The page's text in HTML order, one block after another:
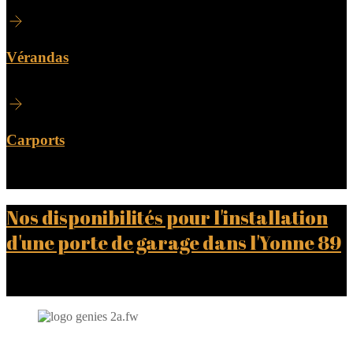
Vérandas
Carports
Nos disponibilités pour l'installation
d'une porte de garage dans l'Yonne 89